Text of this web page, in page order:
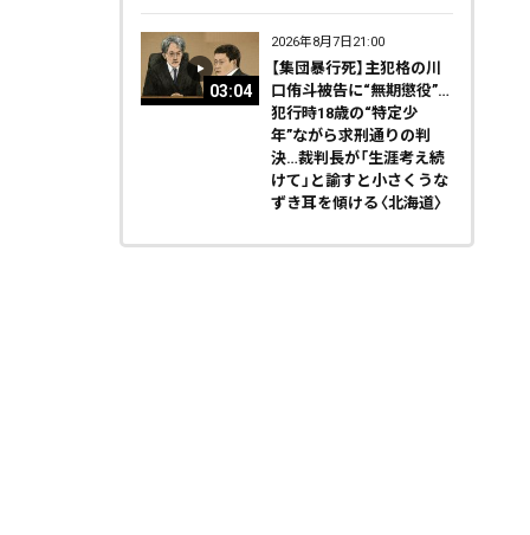
03:04
2026年8月7日21:00
【集団暴行死】主犯格の川
口侑斗被告に“無期懲役”…
犯行時18歳の“特定少
年”ながら求刑通りの判
決…裁判長が「生涯考え続
けて」と諭すと小さくうな
ずき耳を傾ける〈北海道〉